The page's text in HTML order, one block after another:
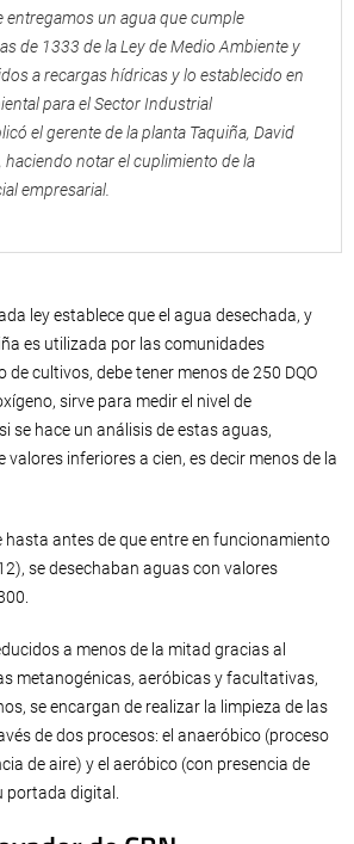
entregamos un agua que cumple
de 1333 de la Ley de Medio Ambiente y
a recargas hídricas y lo establecido en
para el Sector Industrial
el gerente de la planta Taquiña, David
haciendo notar el cuplimiento de la
empresarial.
ley establece que el agua desechada, y
es utilizada por las comunidades
cultivos, debe tener menos de 250 DQO
sirve para medir el nivel de
se hace un análisis de estas aguas,
inferiores a cien, es decir menos de la
hasta antes de que entre en funcionamiento
se desechaban aguas con valores
a menos de la mitad gracias al
metanogénicas, aeróbicas y facultativas,
se encargan de realizar la limpieza de las
de dos procesos: el anaeróbico (proceso
de aire) y el aeróbico (con presencia de
portada digital.